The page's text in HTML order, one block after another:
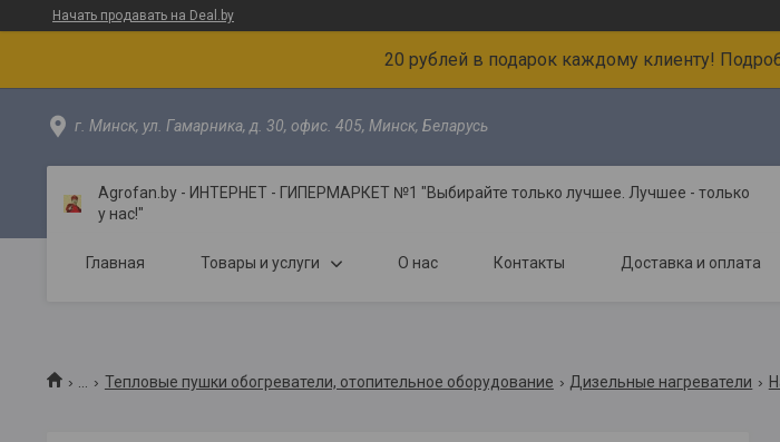
Начать продавать на Deal.by
20 рублей в подарок каждому клиенту!
г. Минск, ул. Гамарника, д. 30, офис. 405, Минск, Беларусь
Agrofan.by - ИНТЕРНЕТ - ГИПЕРМАРКЕТ №1 "Выбирайте только лучшее. Лучшее - только
у нас!"
Главная Товары и услуги О нас Контакты Доставка и оплата
Тепловые пушки обогреватели, отопительное оборудование Дизельные нагреватели